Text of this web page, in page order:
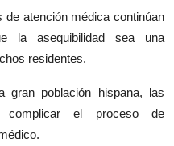
de atención médica continúan
la asequibilidad sea una
residentes.
gran población hispana, las
complicar el proceso de